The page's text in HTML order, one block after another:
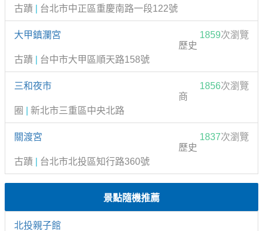
古蹟
台北市中正區重慶南路一段122號
大甲鎮瀾宮 1859次瀏覽
歷史
古蹟
台中市大甲區順天路158號
三和夜市 1856次瀏覽
商
圈
新北市三重區中央北路
關渡宮 1837次瀏覽
歷史
古蹟
台北市北投區知行路360號
景點隨機推薦
北投親子館